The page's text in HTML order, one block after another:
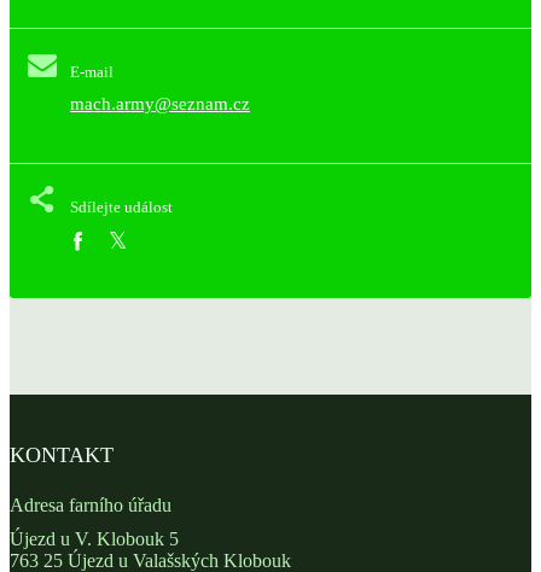
E-mail
mach.army@seznam.cz
Sdílejte událost
KONTAKT
Adresa farního úřadu
Újezd u V. Klobouk 5
763 25 Újezd u Valašských Klobouk